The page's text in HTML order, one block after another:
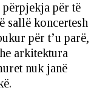
përpjekja për të
sallë koncertesh
për t’u parë,
arkitektura
nuk janë